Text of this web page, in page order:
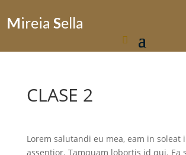
MireiaSella
CLASE 2
Lorem salutandi eu mea, eam in soleat
assentior. Tamquam lobortis id qui. Ea